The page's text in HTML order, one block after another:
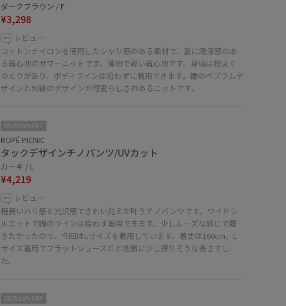
ダークブラウン / F
¥3,298
レビュー
コットンナイロンを使用したシャリ感のある素材で、夏に清涼感のあ
る着心地のサマーニットです。薄地で軽い着心地です。身頃は程よく
ゆとりがあり、ボディラインは拾わずに着用できます。裾のペプラムデ
ザインと刺繍のデザインが可愛らしさのあるニットです。
2BUY10%OFF
ROPÉ PICNIC
タックデザインチノパンツ/UVカット
カーキ / L
¥4,219
レビュー
程良いハリ感と光沢感できれい見えが叶うチノパンツです。ワイドシ
ルエットで脚のラインは拾わず着用できます。少しルーズな感じで履
きたかったので、今回はLサイズを着用しています。着丈は160cm、L
サイズ着用でフラットシューズだと地面に少し擦りそうな長さでし
た。
2BUY10%OFF